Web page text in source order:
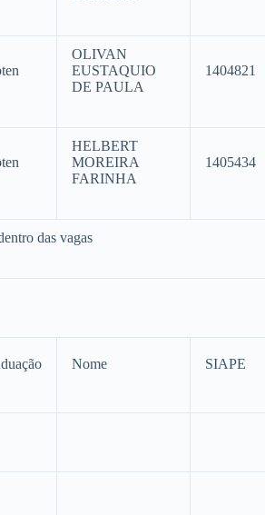
OLIVAN
EUSTAQUIO
DE PAULA
1404821
HELBERT
MOREIRA
FARINHA
1405434
das vagas
Nome SIAPE